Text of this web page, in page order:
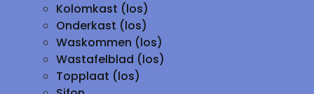
Kolomkast (los)
Onderkast (los)
Waskommen (los)
Wastafelblad (los)
Topplaat (los)